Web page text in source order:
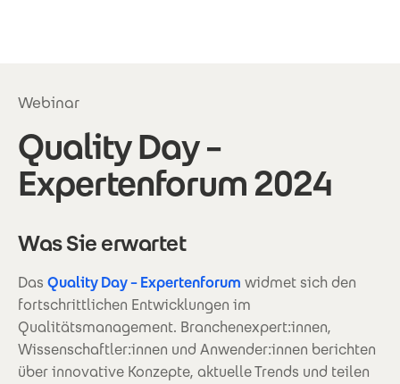
Webinar
Quality Day –
Expertenforum 2024
Was Sie erwartet
Das Quality Day – Expertenforum widmet sich den
fortschrittlichen Entwicklungen im
Qualitätsmanagement. Branchenexpert:innen,
Wissenschaftler:innen und Anwender:innen berichten
über innovative Konzepte, aktuelle Trends und teilen